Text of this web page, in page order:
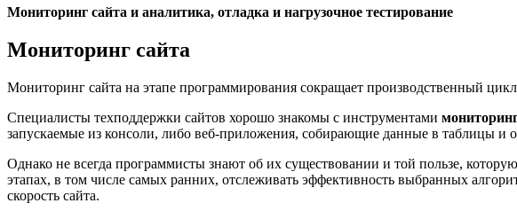
Мониторинг сайта и аналитика, отладка и нагрузочное тестирование
Мониторинг сайта
Мониторинг сайта на этапе программирования сокращает производственный
Специалисты техподдержки сайтов хорошо знакомы с инструментами
запускаемые из консоли, либо веб-приложения, собирающие данные в таблицы и
Однако не всегда программисты знают об их существовании и той пользе,
этапах, в том числе самых ранних, отслеживать эффективность выбранных
скорость сайта.